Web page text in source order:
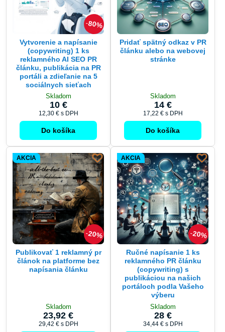
80%
Vytvorenie a napísanie
reklamného AI SEO PR
článku, publikácia na PR
portáli a zdieľanie na 5
sociálnych sieťach
Skladom
10 €
12,30 €s DPH
Do košíka
Pridať spätný odkaz v PR
stránke
14 €
17,22 €s DPH
Do košíka
20%
AKCIA
Publikovať 1 reklamný pr
článok na platforme bez
napísania článku
23,92 €
29,42 €s DPH
Do košíka
20%
AKCIA
Ručné napísanie 1 ks
reklamného PR článku
(copywriting) s
publikáciou na našich
portáloch podla Vašeho
výberu
Skladom
28 €
34,44 €s DPH
Do košíka